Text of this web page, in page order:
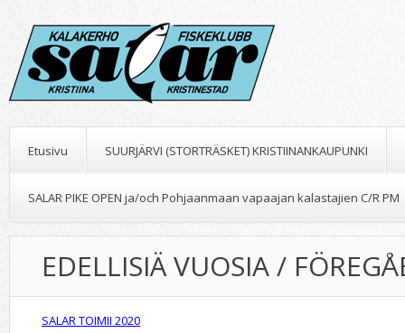
Etusivu SUURJÄRVI (STORTRÄSKET) KRISTIINANKAUPUNKI
SALAR PIKE OPEN ja/och Pohjaanmaan vapaajan kalastajien C/R PM
EDELLISIÄ VUOSIA /
SALAR TOIMII 2020